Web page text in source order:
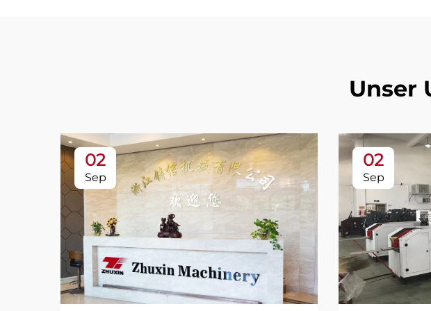
Unser
02
Sep
02
Sep